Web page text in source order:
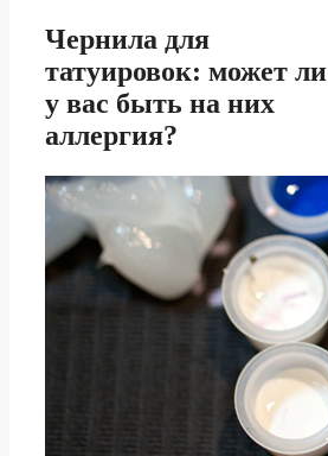
Чернила для
татуировок: может ли
у вас быть на них
аллергия?